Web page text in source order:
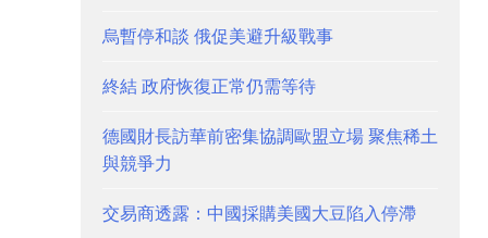
烏暫停和談 俄促美避升級戰事
終結 政府恢復正常仍需等待
德國財長訪華前密集協調歐盟立場 聚焦稀土
與競爭力
交易商透露：中國採購美國大豆陷入停滯